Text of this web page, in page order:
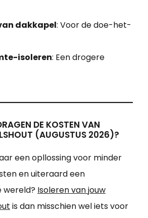
dakkapel: Voor de doe-het-
isoleren: Een drogere
DE KOSTEN VAN
(AUGUSTUS 2026)?
een opllossing voor minder
en uiteraard een
wereld? Isoleren van jouw
is dan misschien wel iets voor